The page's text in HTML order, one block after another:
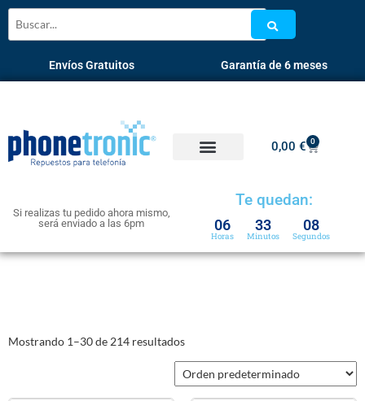
Envíos Gratuitos Garantía de 6 meses
0,00€ 0
Si realizas tu pedido ahora mismo,
será enviado a las 6pm
Te quedan:
06
Horas
33
Minutos
08
Segundos
Mostrando 1–30 de 214 resultados